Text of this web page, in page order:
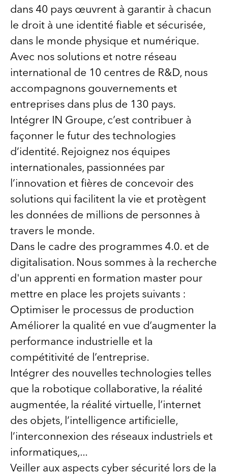
dans 40 pays œuvrent à garantir à chacun
le droit à une identité fiable et sécurisée,
dans le monde physique et numérique.
Avec nos solutions et notre réseau
international de 10 centres de R&D, nous
accompagnons gouvernements et
entreprises dans plus de 130 pays.
Intégrer IN Groupe, c’est contribuer à
façonner le futur des technologies
d’identité. Rejoignez nos équipes
internationales, passionnées par
l’innovation et fières de concevoir des
solutions qui facilitent la vie et protègent
les données de millions de personnes à
travers le monde.
Dans le cadre des programmes 4.0. et de
digitalisation. Nous sommes à la recherche
d'un apprenti en formation master pour
mettre en place les projets suivants :
Optimiser le processus de production
Améliorer la qualité en vue d’augmenter la
performance industrielle et la
compétitivité de l’entreprise.
Intégrer des nouvelles technologies telles
que la robotique collaborative, la réalité
augmentée, la réalité virtuelle, l’internet
des objets, l’intelligence artificielle,
l’interconnexion des réseaux industriels et
informatiques,...
Veiller aux aspects cyber sécurité lors de la